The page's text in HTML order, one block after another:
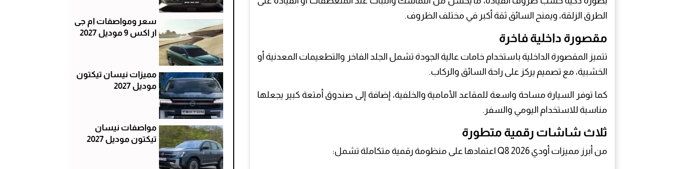
الطرق الزلقة، ويمنح السائق ثقة أكبر في مختلف الظروف.
مقصورة داخلية فاخرة
تتميز المقصورة الداخلية باستخدام خامات عالية الجودة تشمل الجلد الفاخر والتطعيمات المعدنية أو
الخشبية، مع تصميم يركز على راحة السائق والركاب.
كما توفر السيارة مساحة واسعة للمقاعد الأمامية والخلفية، إضافة إلى صندوق أمتعة كبير يجعلها
مناسبة للاستخدام اليومي والسفر.
ثلاث شاشات رقمية متطورة
من أبرز مميزات أودي Q8 2026 اعتمادها على منظومة رقمية متكاملة تشمل:
سعر ومواصفات ام جى
ار اكس 9 موديل 2027
مميزات نيسان تيكتون
موديل 2027
مواصفات نيسان
تيكتون موديل 2027